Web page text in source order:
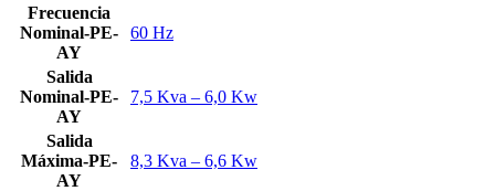
Frecuencia
Nominal-PE-
AY
60 Hz
Salida
Nominal-PE-
AY
7,5 Kva – 6,0 Kw
Salida
Máxima-PE-
AY
8,3 Kva – 6,6 Kw